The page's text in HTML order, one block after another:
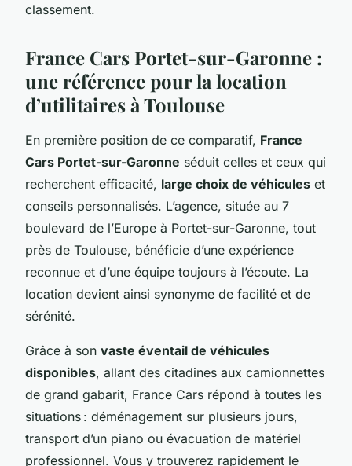
classement.
France Cars Portet-sur-Garonne :
une référence pour la location
d’utilitaires à Toulouse
En première position de ce comparatif, France
Cars Portet-sur-Garonne séduit celles et ceux qui
recherchent efficacité, large choix de véhicules et
conseils personnalisés. L’agence, située au 7
boulevard de l’Europe à Portet-sur-Garonne, tout
près de Toulouse, bénéficie d’une expérience
reconnue et d’une équipe toujours à l’écoute. La
location devient ainsi synonyme de facilité et de
sérénité.
Grâce à son vaste éventail de véhicules
disponibles, allant des citadines aux camionnettes
de grand gabarit, France Cars répond à toutes les
situations : déménagement sur plusieurs jours,
transport d’un piano ou évacuation de matériel
professionnel. Vous y trouverez rapidement le